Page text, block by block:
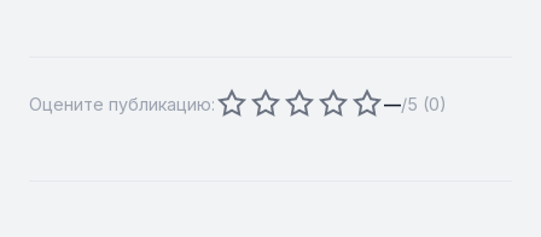
Оцените публикацию: —/5 (0)